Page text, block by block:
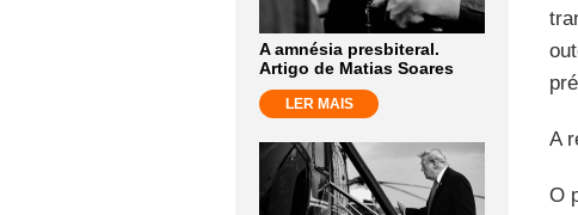
A amnésia presbiteral.
Artigo de Matias Soares
LER MAIS
A
O